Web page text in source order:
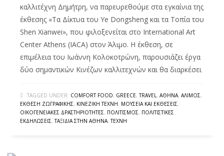
καλλιτέχνη Δημήτρη, να παρευρεθούμε στα εγκαίνια της
έκθεσης «Τα Δίκτυα του Ye Dongsheng και τα Τοπία του
Shen Xianwei», που φιλοξενείται στο International Art
Center Athens (IACA) στον Άλιμο. Η έκθεση, σε
επιμέλεια του Ιωάννη Κολοκοτρώνη, παρουσιάζει έργα
δύο σημαντικών Κινέζων καλλιτεχνών και θα διαρκέσει
TAGGED UNDER: COMFORT FOOD, GREECE,TRAVEL, ΑΘΉΝΑ, ΆΛΙΜΟΣ,
ΈΚΘΕΣΗ ΖΩΓΡΑΦΙΚΉΣ, ΚΙΝΕΖΙΚΉ ΤΈΧΝΗ, ΜΟΥΣΕΊΑ ΚΑΙ ΕΚΘΈΣΕΙΣ,
ΟΙΚΟΓΕΝΕΙΑΚΈΣ ΔΡΑΣΤΗΡΙΌΤΗΤΕΣ, ΠΟΛΙΤΙΣΜΌΣ, ΠΟΛΙΤΙΣΤΙΚΈΣ
ΕΚΔΗΛΏΣΕΙΣ,ΤΑΞΊΔΙΑ ΣΤΗΝ ΑΘΉΝΑ,ΤΈΧΝΗ